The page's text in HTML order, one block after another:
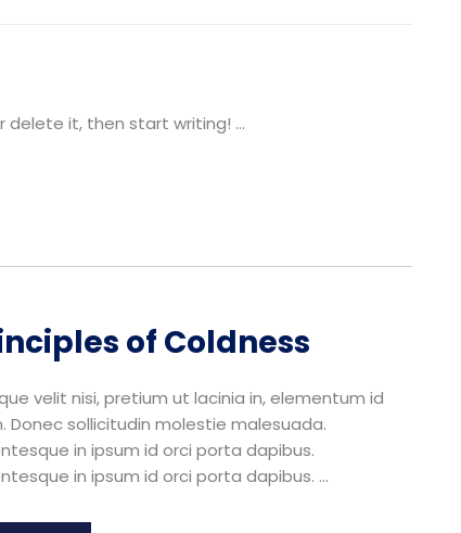
delete it, then start writing! ...
of Coldness
velit nisi, pretium ut lacinia in, elementum id
Donec sollicitudin molestie malesuada.
in ipsum id orci porta dapibus.
in ipsum id orci porta dapibus. ...